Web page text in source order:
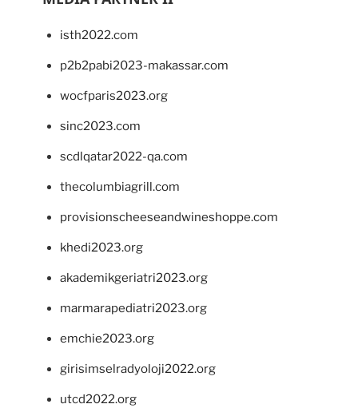
isth2022.com
p2b2pabi2023-makassar.com
wocfparis2023.org
sinc2023.com
scdlqatar2022-qa.com
thecolumbiagrill.com
provisionscheeseandwineshoppe.com
khedi2023.org
akademikgeriatri2023.org
marmarapediatri2023.org
emchie2023.org
girisimselradyoloji2022.org
utcd2022.org